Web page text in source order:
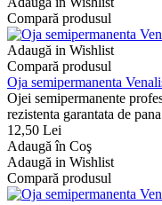
Compară produsul
Adaugă in Wishlist
Compară produsul
Oja semipermanenta
Ojei semipermanente
rezistenta garantata de
12,50 Lei
Adaugă în Coş
Adaugă in Wishlist
Compară produsul